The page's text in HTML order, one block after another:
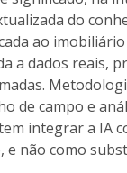
do
ao
a dados reais,
de campo e
integrar a IA
e não como